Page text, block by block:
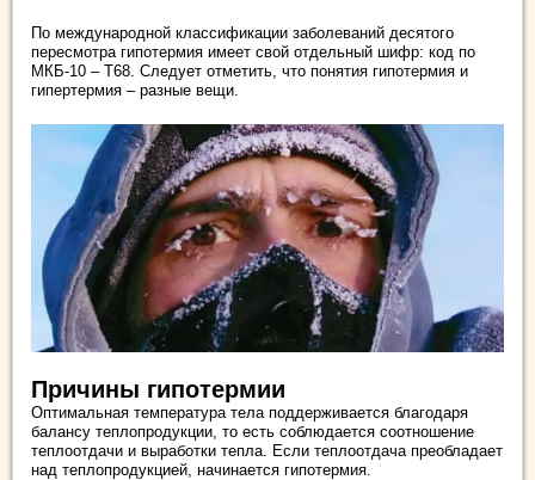
По международной классификации заболеваний десятого
пересмотра гипотермия имеет свой отдельный шифр: код по
МКБ-10 – Т68. Следует отметить, что понятия гипотермия и
гипертермия – разные вещи.
Причины гипотермии
Оптимальная температура тела поддерживается благодаря
балансу теплопродукции, то есть соблюдается соотношение
теплоотдачи и выработки тепла. Если теплоотдача преобладает
над теплопродукцией, начинается гипотермия.